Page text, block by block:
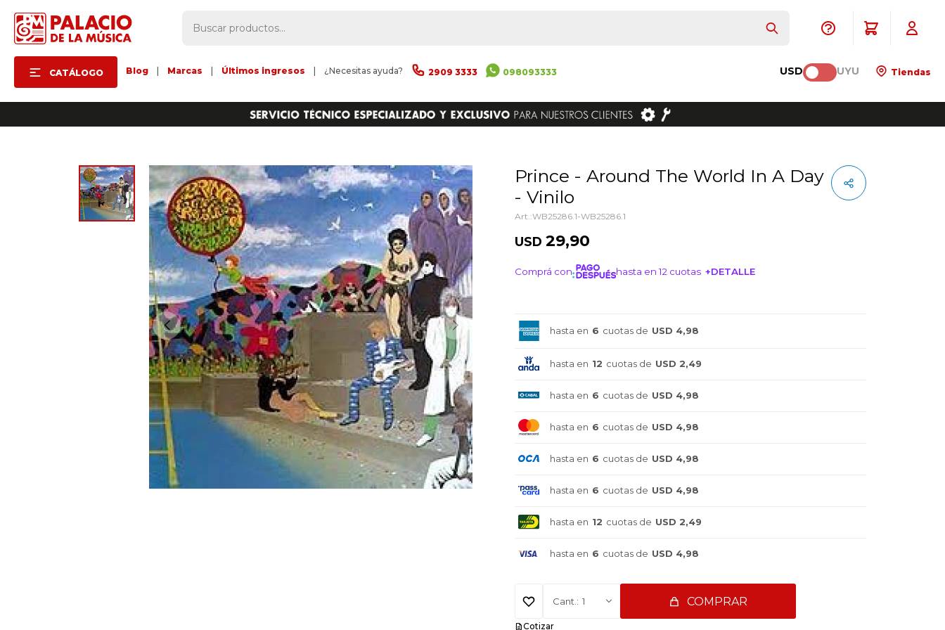
CATÁLOGO Blog Marcas Últimos ingresos ¿Necesitas ayuda? 2909 3333 098093333 USD UYU Tiendas
Prince - Around The World In A Day
- Vinilo
WB25286.1-WB25286.1
USD 29,90
Comprá con hasta en 12 cuotas +DETALLE
hasta en 6 cuotas de USD 4,98
hasta en 12 cuotas de USD 2,49
hasta en 6 cuotas de USD 4,98
hasta en 6 cuotas de USD 4,98
hasta en 6 cuotas de USD 4,98
hasta en 6 cuotas de USD 4,98
hasta en 12 cuotas de USD 2,49
hasta en 6 cuotas de USD 4,98
1 COMPRAR
Cotizar